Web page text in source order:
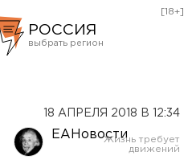
РОССИЯ
Оренбург
[18+]
18 АПРЕЛЯ 2018 В 12:34
ЕАНовости